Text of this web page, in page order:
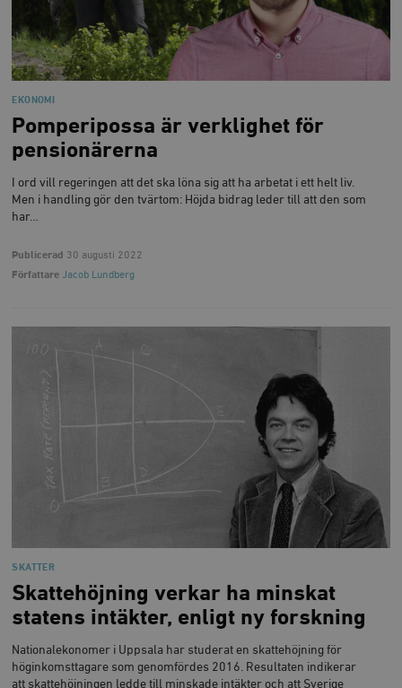
EKONOMI
Pomperipossa är verklighet för
pensionärerna
I ord vill regeringen att det ska löna sig att ha arbetat i ett helt liv.
Men i handling gör den tvärtom: Höjda bidrag leder till att den som
har…
Publicerad 30 augusti 2022
Författare Jacob Lundberg
SKATTER
Skattehöjning verkar ha minskat
statens intäkter, enligt ny forskning
Nationalekonomer i Uppsala har studerat en skattehöjning för
höginkomsttagare som genomfördes 2016. Resultaten indikerar
att skattehöjningen ledde till minskade intäkter och att Sverige